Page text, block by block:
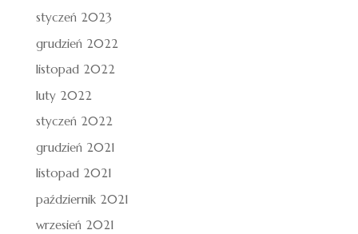
styczeń 2023
grudzień 2022
listopad 2022
luty 2022
styczeń 2022
grudzień 2021
listopad 2021
październik 2021
wrzesień 2021